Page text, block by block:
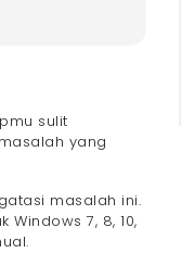
sulit
yang
masalah ini.
7, 8, 10,